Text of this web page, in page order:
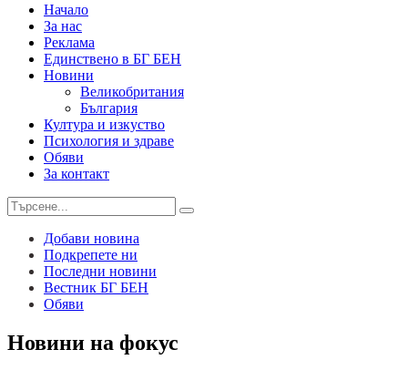
Начало
За нас
Реклама
Единствено в БГ БЕН
Новини
Великобритания
България
Култура и изкуство
Психология и здраве
Обяви
За контакт
Добави новина
Подкрепете ни
Последни новини
Вестник БГ БЕН
Обяви
Новини на фокус